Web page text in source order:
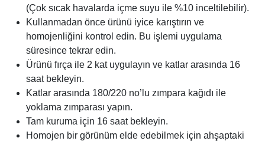
(Çok sıcak havalarda içme suyu ile %10 inceltilebilir).
Kullanmadan önce ürünü iyice karıştırın ve
homojenliğini kontrol edin. Bu işlemi uygulama
süresince tekrar edin.
Ürünü fırça ile 2 kat uygulayın ve katlar arasında 16
saat bekleyin.
Katlar arasında 180/220 no’lu zımpara kağıdı ile
yoklama zımparası yapın.
Tam kuruma için 16 saat bekleyin.
Homojen bir görünüm elde edebilmek için ahşaptaki